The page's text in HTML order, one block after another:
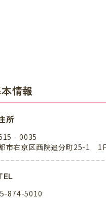
情報
所
市右京区西院追分町25-1 1F
874-5010